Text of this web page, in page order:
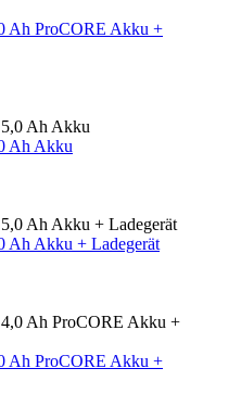
Ah ProCORE Akku +
Ah Akku
Ah Akku + Ladegerät
Ah ProCORE Akku +